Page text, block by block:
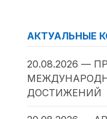
АКТУАЛЬНЫЕ
20.08.2026 —
ДОСТИЖЕНИЙ